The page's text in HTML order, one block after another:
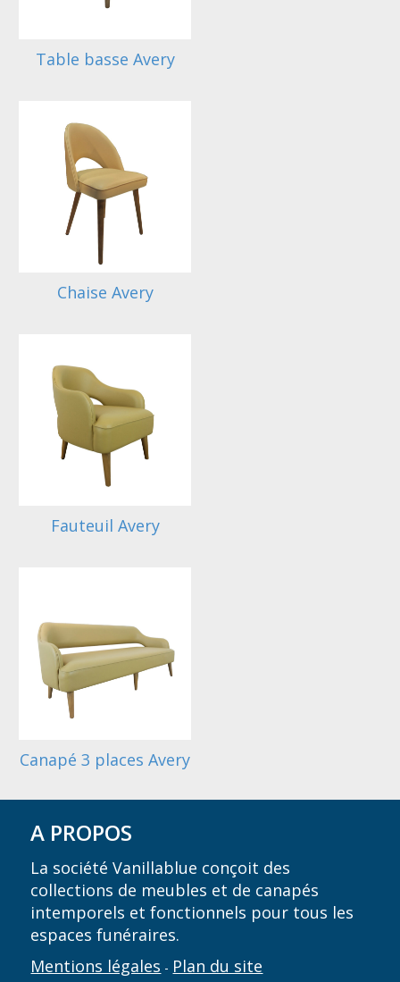
Table basse Avery
Chaise Avery
Fauteuil Avery
Canapé 3 places Avery
A PROPOS
La société Vanillablue conçoit des
collections de meubles et de canapés
intemporels et fonctionnels pour tous les
espaces funéraires.
Mentions légales - Plan du site